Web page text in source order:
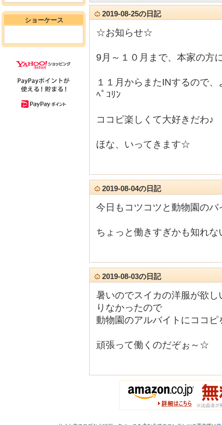
ショーケース
2019-08-25の日記
☆お知らせ☆
9月～１０月まで、本家の方
１１月からまたINするので
ﾍﾟｺﾘﾝ
ココピ楽しくて大好きだわ♪
ほな、いってきます☆
2019-08-04の日記
今日もコツコツと動物園の
ちょっと働きすぎかも知れな
2019-08-03の日記
暑いのでスイカの洋服が欲
りなかったので
動物園のアルバイトにココピ
頑張って働くのだぞぉ～☆